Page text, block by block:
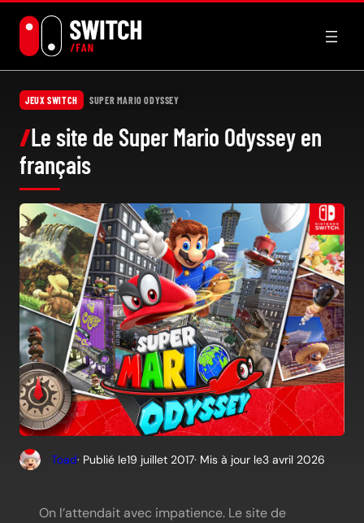
contenu
JEUX SWITCH SUPER MARIO ODYSSEY
Le site de Super Mario Odyssey en
français
Toad· Publié le19 juillet 2017· Mis à jour le3 avril 2026
On l’attendait avec impatience. Le site de